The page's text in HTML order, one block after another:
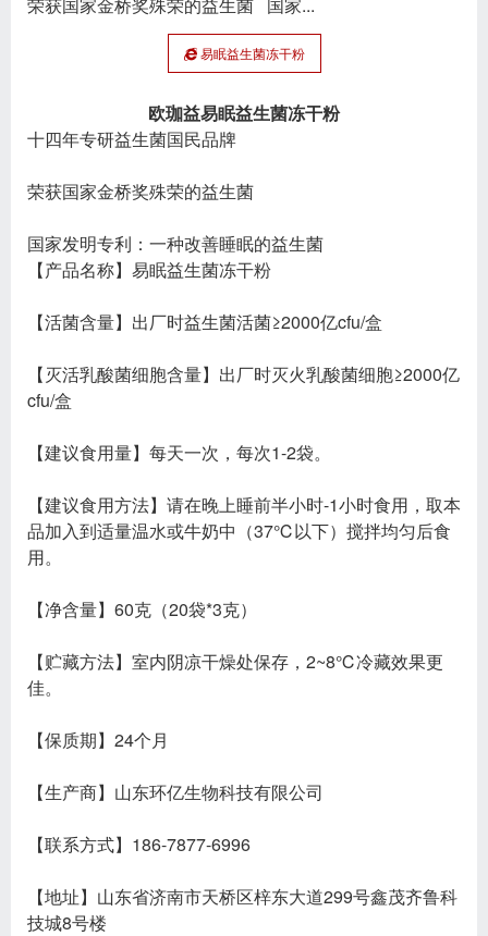
易眠益生菌冻干粉
欧珈益易眠益生菌冻干粉
十四年专研益生菌国民品牌
荣获国家金桥奖殊荣的益生菌
国家发明专利：一种改善睡眠的益生菌
【产品名称】易眠益生菌冻干粉
【活菌含量】出厂时益生菌活菌≥2000亿cfu/盒
【灭活乳酸菌细胞含量】出厂时灭火乳酸菌细胞≥2000亿
cfu/盒
【建议食用量】每天一次，每次1-2袋。
【建议食用方法】请在晚上睡前半小时-1小时食用，取本
品加入到适量温水或牛奶中（37℃以下）搅拌均匀后食
用。
【净含量】60克（20袋*3克）
【贮藏方法】室内阴凉干燥处保存，2~8℃冷藏效果更
佳。
【保质期】24个月
【生产商】山东环亿生物科技有限公司
【联系方式】186-7877-6996
【地址】山东省济南市天桥区梓东大道299号鑫茂齐鲁科
技城8号楼